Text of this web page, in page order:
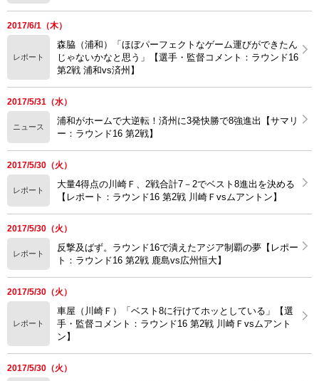
2017/6/1（木）
レポート
森脇（浦和）「ほぼパーフェクトなゲーム運びができたん
じゃないかなと思う」【選手・監督コメント：ラウンド16
第2戦 浦和vs済州】
2017/5/31（水）
ニュース
浦和がホームで大逆転！済州に3発快勝で8強進出【サマリ
ー：ラウンド16 第2戦】
2017/5/30（火）
レポート
大量4得点の川崎Ｆ、2戦合計7－2でベスト8進出を決める
【レポート：ラウンド16 第2戦 川崎Ｆvsムアントン】
2017/5/30（火）
レポート
反撃及ばず。ラウンド16で潰えたアジア制覇の夢【レポー
ト：ラウンド16 第2戦 鹿島vs広州恒大】
2017/5/30（火）
レポート
車屋（川崎Ｆ）「ベスト8に行けてホッとしている」【選
手・監督コメント：ラウンド16 第2戦 川崎Ｆvsムアント
ン】
2017/5/30（火）